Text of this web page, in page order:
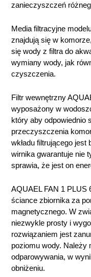
zanieczyszczeń
Media filtracyjne
znajdują się w
się wody z filtra do
wymiany wody, jak
czyszczenia.
Filtr wewnętrzny
wyposażony w
który aby odpowiednio
przeczyszczenia
wkładu filtrującego
wirnika gwarantuje nie
sprawia, że jest on
AQUAEL FAN 1 PLUS
ściance zbiornika za
magnetycznego. W
niezwykle prosty i
rozwiązaniem jest
poziomu wody. Należy
odparowywania, w
obniżeniu.